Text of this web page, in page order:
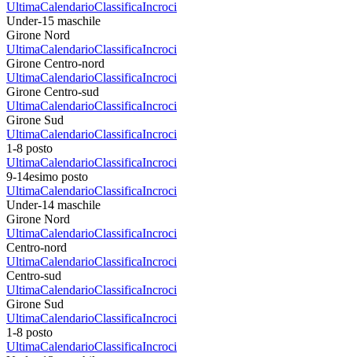
UltimaCalendarioClassificaIncroci
Under-15 maschile
Girone Nord
UltimaCalendarioClassificaIncroci
Girone Centro-nord
UltimaCalendarioClassificaIncroci
Girone Centro-sud
UltimaCalendarioClassificaIncroci
Girone Sud
UltimaCalendarioClassificaIncroci
1-8 posto
UltimaCalendarioClassificaIncroci
9-14esimo posto
UltimaCalendarioClassificaIncroci
Under-14 maschile
Girone Nord
UltimaCalendarioClassificaIncroci
Centro-nord
UltimaCalendarioClassificaIncroci
Centro-sud
UltimaCalendarioClassificaIncroci
Girone Sud
UltimaCalendarioClassificaIncroci
1-8 posto
UltimaCalendarioClassificaIncroci